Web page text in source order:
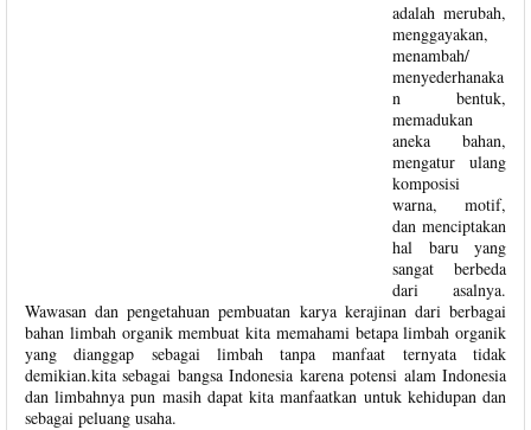
adalah merubah,
menggayakan,
menambah/
menyederhanaka
n bentuk,
memadukan
aneka bahan,
mengatur ulang
komposisi
warna, motif,
dan menciptakan
hal baru yang
sangat berbeda
dari asalnya.
Wawasan dan pengetahuan pembuatan karya kerajinan dari berbagai
bahan limbah organik membuat kita memahami betapa limbah organik
yang dianggap sebagai limbah tanpa manfaat ternyata tidak
demikian.kita sebagai bangsa Indonesia karena potensi alam Indonesia
dan limbahnya pun masih dapat kita manfaatkan untuk kehidupan dan
sebagai peluang usaha.